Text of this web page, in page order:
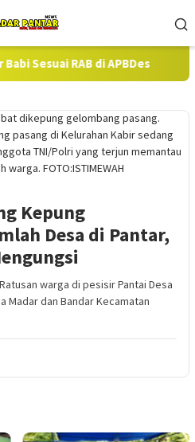
RAB di APBDes
Kepung
Desa di Pantar,
Ratusan warga di pesisir Pantai Desa
Madar dan Bandar Kecamatan